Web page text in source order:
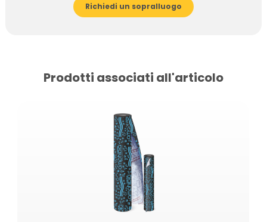
Richiedi un sopralluogo
Prodotti associati all'articolo